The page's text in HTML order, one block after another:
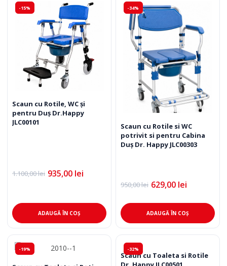
-15%
Scaun cu Rotile, WC și
pentru Duș Dr.Happy
JLC00101
1.100,00lei
Prețul
fost:
1.100,00 lei.
935,00 lei
Prețul
935,00 lei.
ADAUGĂ ÎN COȘ
-34%
Scaun cu Rotile si WC
potrivit si pentru Cabina
Duș Dr. Happy JLC00303
950,00lei
Prețul
a
fost:
950,00 lei.
629,00 lei
Prețul
este:
629,00 lei.ADAUGĂ ÎN COȘ
-19% -32%
Scaun cu Toaleta si Rotile